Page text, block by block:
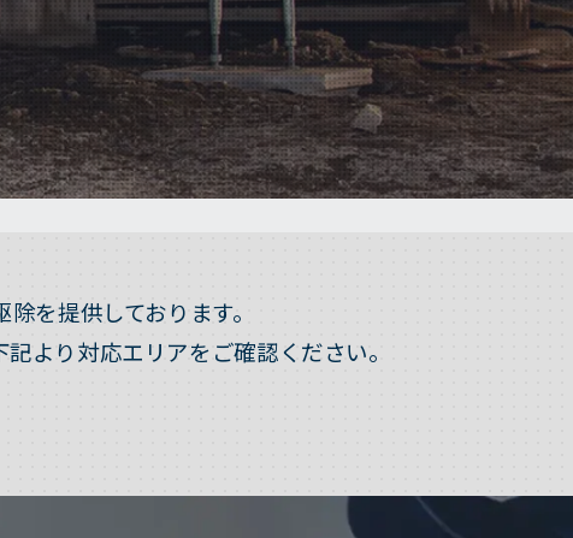
を提供しております。
より対応エリアをご確認ください。